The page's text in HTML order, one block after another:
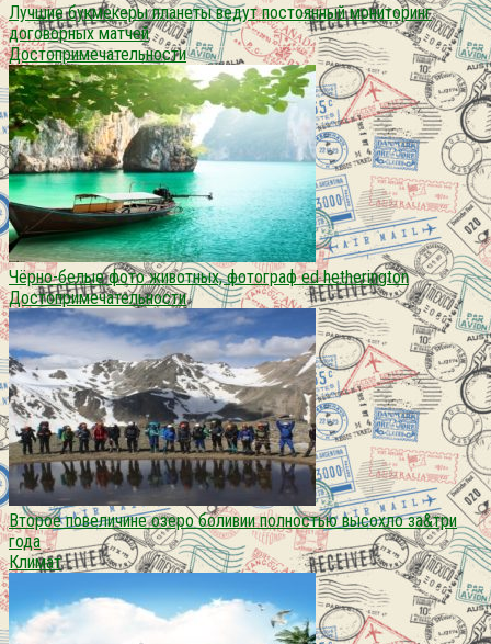
Лучшие букмекеры планеты ведут постоянный мониторинг
договорных матчей
Достопримечательности
Чёрно-белые фото животных, фотограф ed hetherington
Достопримечательности
Второе повеличине озеро боливии полностью высохло за&три
года
Климат